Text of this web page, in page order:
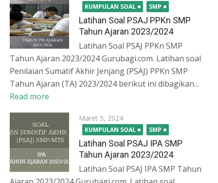
onKUMPULAN SOAL SMP
Latihan Soal PSAJ PPKn SMP
Tahun Ajaran 2023/2024
Latihan Soal PSAJ PPKn SMP
Tahun Ajaran 2023/2024 Gurubagi.com. Latihan soal
Penilaian Sumatif Akhir Jenjang (PSAJ) PPKn SMP
Tahun Ajaran (TA) 2023/2024 berikut ini dibagikan...
Read more
Posted
on
Maret 5, 2024
KUMPULAN SOAL SMP
Latihan Soal PSAJ IPA SMP
Tahun Ajaran 2023/2024
Latihan Soal PSAJ IPA SMP Tahun